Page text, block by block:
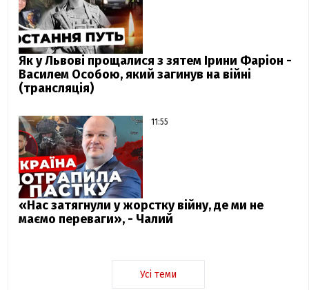
Як у Львові прощалися з зятем Ірини Фаріон -
Василем Особою, який загинув на війні
(трансляція)
11:55
«Нас затягнули у жорстку війну, де ми не
маємо переваги», - Чалий
Усі теми